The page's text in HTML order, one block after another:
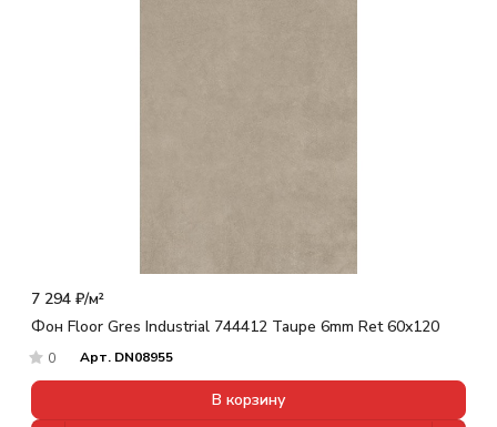
7 294 ₽/м²
Фон Floor Gres Industrial 744412 Taupe 6mm Ret 60x120
0 Арт. DN08955
В корзину